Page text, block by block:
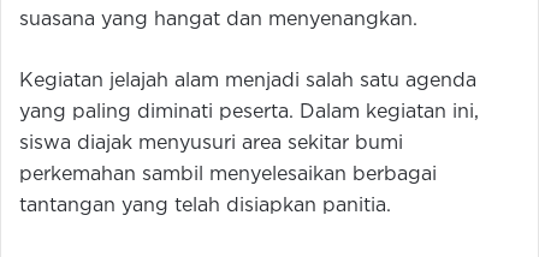
suasana yang hangat dan menyenangkan.
Kegiatan jelajah alam menjadi salah satu agenda
yang paling diminati peserta. Dalam kegiatan ini,
siswa diajak menyusuri area sekitar bumi
perkemahan sambil menyelesaikan berbagai
tantangan yang telah disiapkan panitia.